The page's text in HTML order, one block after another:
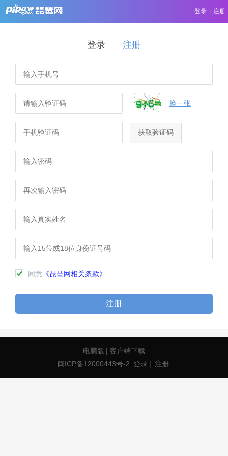
登录 注册
登录 注册
换一张
获取验证码
同意 《琵琶网相关条款》
注册
电脑版 | 客户端下载
闽ICP备12000443号-2 登录 | 注册